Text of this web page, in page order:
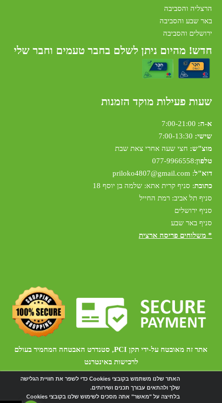
הרצליה והסביבה
באר שבע והסביבה
ירושלים והסביבה
חדש! מהיום ניתן לשלם בחבר טעמים וחבר שלי
שעות פעילות מוקד הזמנות
א-ה:
שישי: 7:00-13:30
מוצ"ש: חצי שעה אחרי צאת שבת
טלפון:
077-9966558
דוא"ל:
priloko4807@gmail.com
כתובת: סניף קרית אתא: שלמה בן יוסף 18
סניף תל אביב: רמת החייל
סניף ירושלים
סניף באר שבע
* משלוחים פריסה ארצית
אתר זה מאובטח על-ידי תקן PCI, סטנדרט האבטחה המחמיר בעולם
לרכישות באינטרנט
אתר זה מופעל באמצעותWobily
האתר שלנו משתמש בקובצי Cookies כדי לשפר את חוויית הגלישה
שלך ולהתאים עבורך תכנים ושירותים.
בלחיצה על "מאשר" אתה מסכים לשימוש שלנו בקובצי Cookies